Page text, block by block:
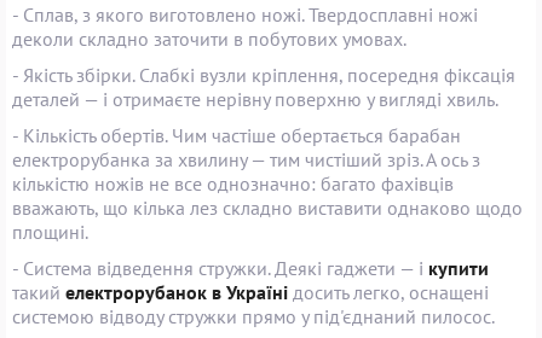
- Сплав, з якого виготовлено ножі. Твердосплавні ножі
деколи складно заточити в побутових умовах.
- Якість збірки. Слабкі вузли кріплення, посередня фіксація
деталей — і отримаєте нерівну поверхню у вигляді хвиль.
- Кількість обертів. Чим частіше обертається барабан
електрорубанка за хвилину — тим чистіший зріз. А ось з
кількістю ножів не все однозначно: багато фахівців
вважають, що кілька лез складно виставити однаково щодо
площині.
- Система відведення стружки. Деякі гаджети — і купити
такий електрорубанок в Україні досить легко, оснащені
системою відводу стружки прямо у під'єднаний пилосос.